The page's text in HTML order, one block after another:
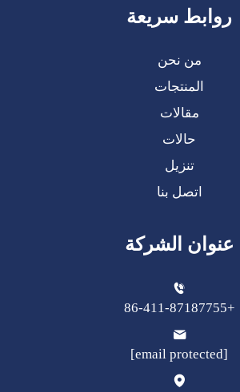
روابط سريعة
من نحن
المنتجات
مقالات
حالات
تنزيل
اتصل بنا
عنوان الشركة
+86-411-87187755
[email protected]